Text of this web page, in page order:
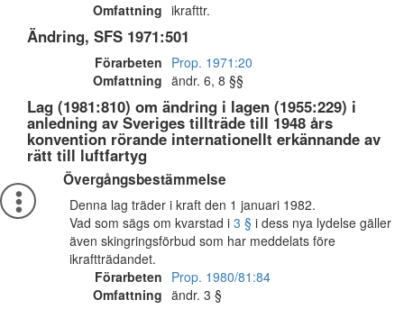
Omfattning ikrafttr.
Ändring, SFS 1971:501
Förarbeten Prop. 1971:20
Omfattning ändr. 6, 8 §§
Lag (1981:810) om ändring i lagen (1955:229) i
anledning av Sveriges tillträde till 1948 års
konvention rörande internationellt erkännande av
rätt till luftfartyg
Övergångsbestämmelse
Denna lag träder i kraft den 1 januari 1982.
Vad som sägs om kvarstad i 3 § i dess nya lydelse gäller
även skingringsförbud som har meddelats före
ikraftträdandet.
Förarbeten Prop. 1980/81:84
Omfattning ändr. 3 §